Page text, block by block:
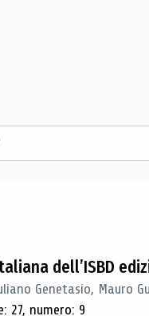
dell’ISBD
Genetasio, Mauro
27, numero: 9